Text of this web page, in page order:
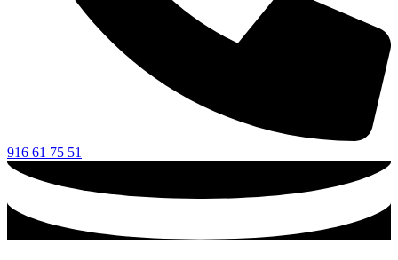
916 61 75 51